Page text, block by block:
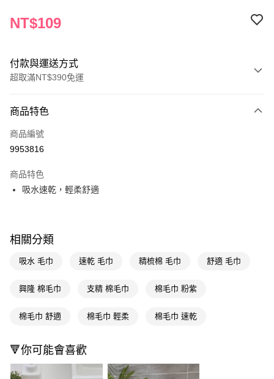
NT$109
付款與運送方式
超取滿NT$390免運
POYA支付
信用卡一次付款
LINE Pay
街口支付
相關說明
便利好安心！
１．簡單：不需註冊會員、不需綁卡、不需儲值。
２．便利：只要手機號碼，簡訊認證，即可結帳。
運送方式
商品特色
商品編號
9953816
商品特色
吸水速乾，輕柔舒適
相關分類
吸水 毛巾 速乾 毛巾 精梳棉 毛巾 舒適 毛巾
興隆 棉毛巾 支精 棉毛巾 棉毛巾 粉紫
棉毛巾 舒適 棉毛巾 輕柔 棉毛巾 速乾
🔻你可能會喜歡